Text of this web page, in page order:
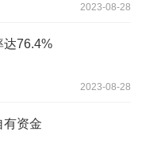
2023-08-28
达76.4%
2023-08-28
有资金